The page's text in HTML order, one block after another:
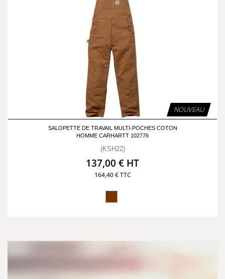
NOUVEAU
SALOPETTE DE TRAVAIL MULTI-POCHES COTON
HOMME CARHARTT 102776
(KSH22)
137,00 € HT
164,40 € TTC